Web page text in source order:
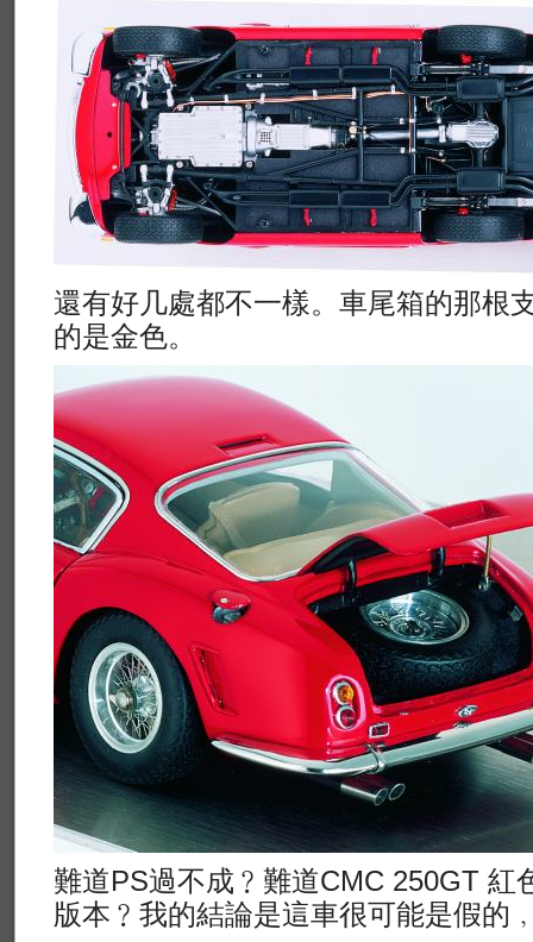
還有好几處都不一樣。車尾箱的那根
的是金色。
難道PS過不成﹖難道CMC 250GT 紅
版本﹖我的結論是這車很可能是假的